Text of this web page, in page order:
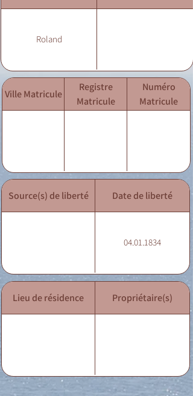
Roland
Ville Matricule
Registre
Matricule
Numéro
Matricule
Source(s) de liberté Date de liberté
04.01.1834
Lieu de résidence Propriétaire(s)